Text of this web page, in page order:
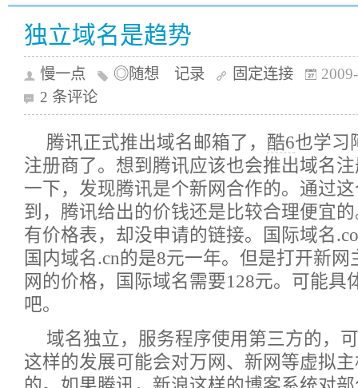
独立域名是趋势
慢一点 ◎随想 记录 固定连接
2 条评论
腾讯正式推出域名邮箱了， 酷6也学习
注册商了。想到腾讯应该也会推出域名
一下，发现腾讯是个新网合作的。通过
到，腾讯给出的价钱还是比较合理便宜
有价格表，却没申请的链接。国际域名
国内域名.cn的是8元一年。但是打开新
网的价格，国际域名需要128元。可能具
吧。
域名独立，服务程序使用第三方的，
这样的发展可能会对万网、新网等虚拟